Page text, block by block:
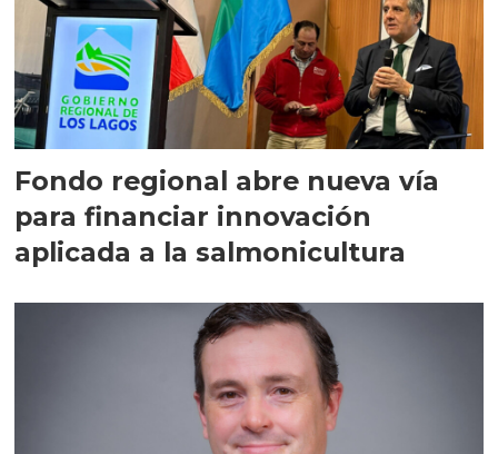
Fondo regional abre nueva vía
para financiar innovación
aplicada a la salmonicultura